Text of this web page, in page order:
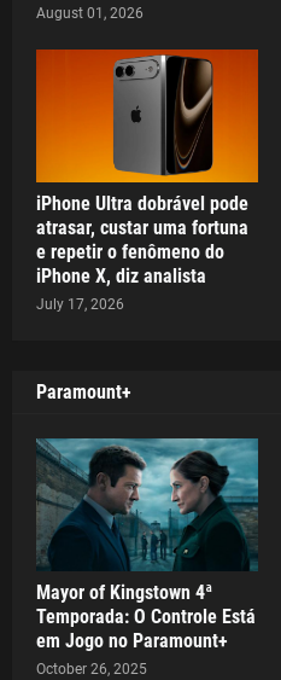
August 01, 2026
iPhone Ultra dobrável pode
atrasar, custar uma fortuna
e repetir o fenômeno do
iPhone X, diz analista
July 17, 2026
Paramount+
Mayor of Kingstown 4ª
Temporada: O Controle Está
em Jogo no Paramount+
October 26, 2025